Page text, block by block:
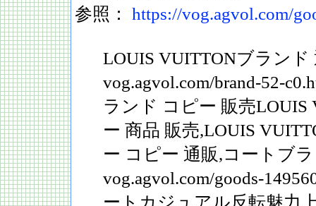
参照： https://vog.agvol.com/
LOUIS VUITTONブランド
vog.agvol.com/brand-52-
ランド コピー 販売
ー 商品 販売,LOUIS
ー コピー 通販,コートブ
vog.agvol.com/goods-
ートカジュアル反転魅力